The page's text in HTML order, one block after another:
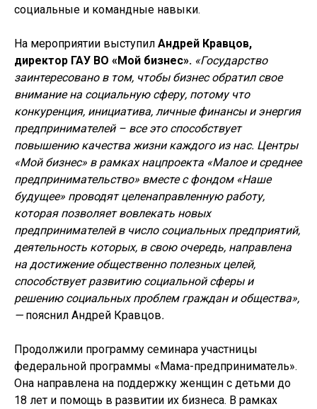
социальные и командные навыки.
На мероприятии выступил Андрей Кравцов,
директор ГАУ ВО «Мой бизнес». «Государство
заинтересовано в том, чтобы бизнес обратил свое
внимание на социальную сферу, потому что
конкуренция, инициатива, личные финансы и энергия
предпринимателей – все это способствует
повышению качества жизни каждого из нас. Центры
«Мой бизнес» в рамках нацпроекта «Малое и среднее
предпринимательство» вместе с фондом «Наше
будущее» проводят целенаправленную работу,
которая позволяет вовлекать новых
предпринимателей в число социальных предприятий,
деятельность которых, в свою очередь, направлена
на достижение общественно полезных целей,
способствует развитию социальной сферы и
решению социальных проблем граждан и общества»,
— пояснил Андрей Кравцов.
Продолжили программу семинара участницы
федеральной программы «Мама-предприниматель».
Она направлена на поддержку женщин с детьми до
18 лет и помощь в развитии их бизнеса. В рамках